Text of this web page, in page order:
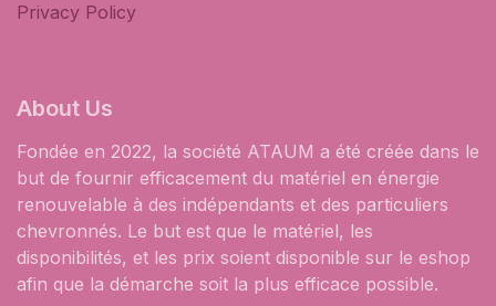
Privacy Policy
About Us
Fondée en 2022, la société ATAUM a été créée dans le
but de fournir efficacement du matériel en énergie
renouvelable à des indépendants et des particuliers
chevronnés. Le but est que le matériel, les
disponibilités, et les prix soient disponible sur le eshop
afin que la démarche soit la plus efficace possible.